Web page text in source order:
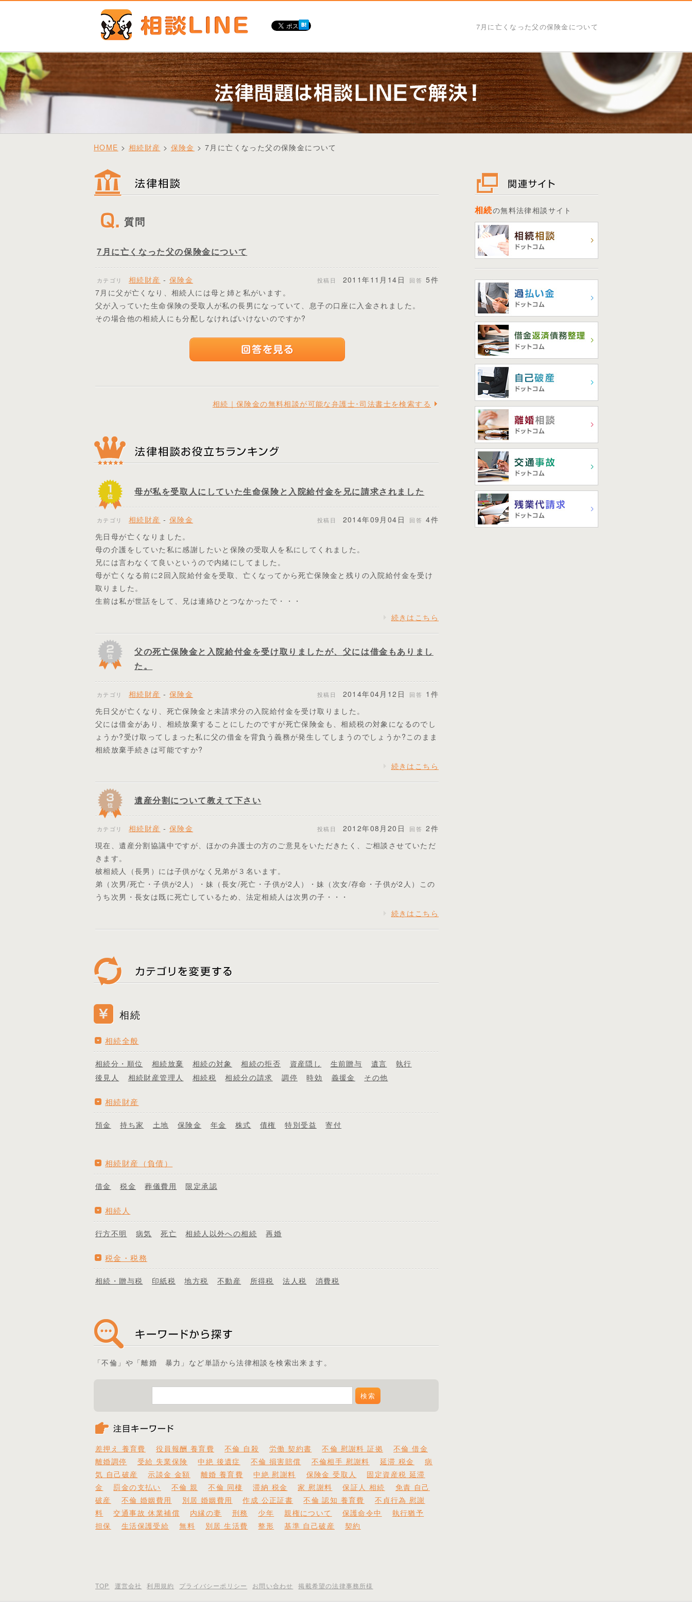
7月に亡くなった父の保険金について
HOME > 相続財産 > 保険金 > 7月に亡くなった父の保険金について
質問
7月に亡くなった父の保険金について
カテゴリ 相続財産 - 保険金 投稿日 2011年11月14日 回答 5件
7月に父が亡くなり、相続人には母と姉と私がいます。
父が入っていた生命保険の受取人が私の長男になっていて、息子の口座に入金されました。
その場合他の相続人にも分配しなければいけないのですか?
相続｜保険金の無料相談が可能な弁護士･司法書士を検索する
母が私を受取人にしていた生命保険と入院給付金を兄に請求されました
カテゴリ 相続財産 - 保険金 投稿日 2014年09月04日 回答 4件
先日母が亡くなりました。
母の介護をしていた私に感謝したいと保険の受取人を私にしてくれました。
兄には言わなくて良いというので内緒にしてました。
母が亡くなる前に2回入院給付金を受取、亡くなってから死亡保険金と残りの入院給付金を受け
取りました。
生前は私が世話をして、兄は連絡ひとつなかったで・・・
続きはこちら
父の死亡保険金と入院給付金を受け取りましたが、父には借金もありまし
た。
カテゴリ 相続財産 - 保険金 投稿日 2014年04月12日 回答
1件
先日父が亡くなり、死亡保険金と未請求分の入院給付金を受け取りました。
父には借金があり、相続放棄することにしたのですが死亡保険金も、相続税の対象になるのでし
ょうか?受け取ってしまった私に父の借金を背負う義務が発生してしまうのでしょうか?このまま
相続放棄手続きは可能ですか?
続きはこちら
遺産分割について教えて下さい
カテゴリ 相続財産 - 保険金 投稿日 2012年08月20日 回答 2件
現在、遺産分割協議中ですが、ほかの弁護士の方のご意見をいただきたく、ご相談させていただ
きます。
柀相続人（長男）には子供がなく兄弟が３名います。
弟（次男/死亡・子供が2人）・妹（長女/死亡・子供が2人）・妹（次女/存命・子供が2人）この
うち次男・長女は既に死亡しているため、法定相続人は次男の子・・・
続きはこちら
相続
相続全般
相続分・順位 相続放棄 相続の対象 相続の拒否 資産隠し 生前贈与 遺言
執行
後見人
相続財産管理人 相続税 相続分の請求 調停 時効 義援金 その他
相続財産
預金 持ち家 土地 保険金 年金 株式 債権 特別受益 寄付
相続財産（負債）
借金 税金 葬儀費用 限定承認
相続人
行方不明 病気 死亡 相続人以外への相続 再婚
税金・税務
相続・贈与税 印紙税 地方税 不動産 所得税 法人税 消費税
「不倫」や「離婚 暴力」など単語から法律相談を検索出来ます。
差押え 養育費 役員報酬 養育費 不倫 自殺 労働 契約書 不倫 慰謝料 証拠
不倫 借金
離婚調停
受給 失業保険 中絶 後遺症 不倫 損害賠償 不倫相手 慰謝料 延滞 税金
病
気 自己破産
示談金 金額 離婚 養育費 中絶 慰謝料 保険金 受取人
固定資産税 延滞
金
罰金の支払い 不倫 親 不倫 同棲 滞納 税金 家 慰謝料 保証人 相続
免責 自己
破産
不倫 婚姻費用 別居 婚姻費用 作成 公正証書 不倫 認知 養育費
不貞行為 慰謝
料
交通事故 休業補償 内縁の妻 刑務 少年 親権について 保護命令中
執行猶予
担保
生活保護受給 無料 別居 生活費 整形 基準 自己破産 契約
相続の無料法律相談サイト
TOP 運営会社 利用規約 プライバシーポリシー お問い合わせ 掲載希望の法律事務所様